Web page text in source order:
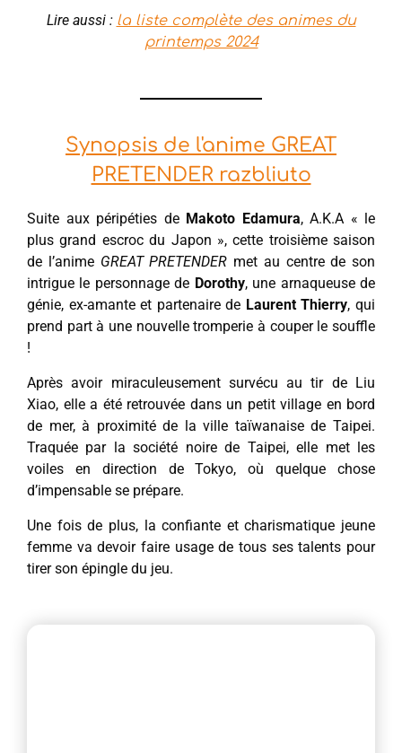
Lire aussi : la liste complète des animes du
printemps 2024
Synopsis de l'anime GREAT
PRETENDER razbliuto
Suite aux péripéties de Makoto Edamura, A.K.A « le
plus grand escroc du Japon », cette troisième saison
de l’anime GREAT PRETENDER met au centre de son
intrigue le personnage de Dorothy, une arnaqueuse de
génie, ex-amante et partenaire de Laurent Thierry, qui
prend part à une nouvelle tromperie à couper le souffle
!
Après avoir miraculeusement survécu au tir de Liu
Xiao, elle a été retrouvée dans un petit village en bord
de mer, à proximité de la ville taïwanaise de Taipei.
Traquée par la société noire de Taipei, elle met les
voiles en direction de Tokyo, où quelque chose
d’impensable se prépare.
Une fois de plus, la confiante et charismatique jeune
femme va devoir faire usage de tous ses talents pour
tirer son épingle du jeu.